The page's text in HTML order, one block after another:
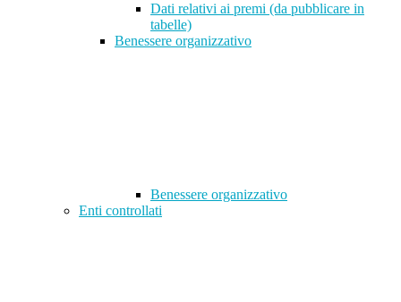
Dati relativi ai premi (da pubblicare in
tabelle)
Benessere organizzativo
Benessere organizzativo
Enti controllati